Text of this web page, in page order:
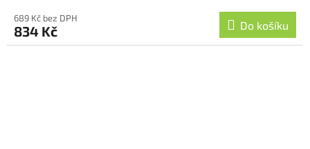
689 Kč bez DPH
834 Kč Do košíku